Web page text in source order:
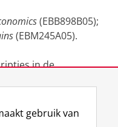
(EBB898B05);
(EBM245A05).
in de
14:32
gebruik van